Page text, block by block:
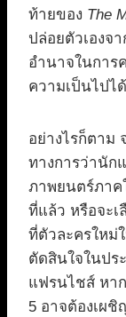
ท้ายของ The
ปล่อยตัวเองจ
อำนาจในการ
ความเป็นไปไ
อย่างไรก็ตาม
ทางการว่านัก
ภาพยนตร์ภาค
ที่แล้ว หรือจะเ
ที่ตัวละครใหม่
ตัดสินใจในปร
แฟรนไชส์ หา
5 อาจต้องเผ